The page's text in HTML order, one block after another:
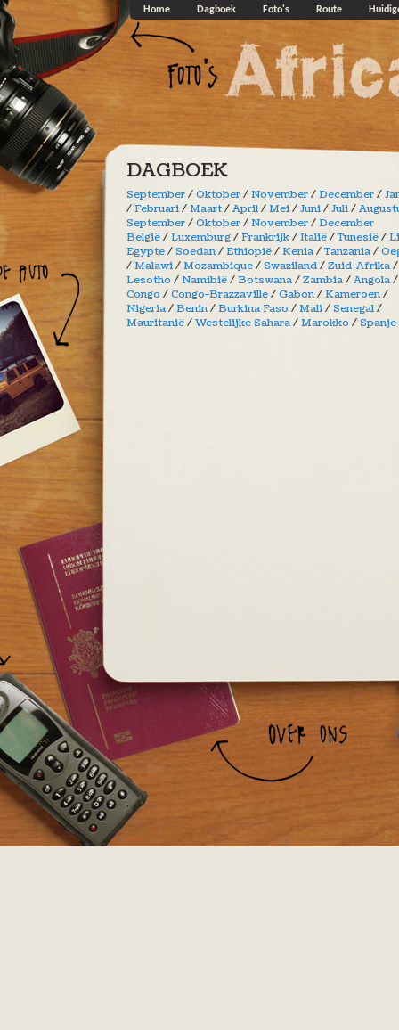
Overslaan en naar de algemene inhoud gaan
Home Dagboek Foto's Route
DAGBOEK
September/Oktober/November/December/
/Februari/Maart/April/Mei/Juni/Juli/
September/Oktober/November/December
België/Luxemburg/Frankrijk/Italië/Tunesië/
Egypte/Soedan/Ethiopië/Kenia/Tanzania/
/Malawi/Mozambique/Swaziland/Zuid-Afrika/
Lesotho /Namibië/Botswana/Zambia/Angola/
Congo /Congo-Brazzaville/Gabon/Kameroen/
Nigeria/Benin/Burkina Faso /Mali/Senegal/
Mauritanië/Westelijke Sahara/Marokko /Spanje